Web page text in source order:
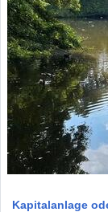
Kapitalanlage